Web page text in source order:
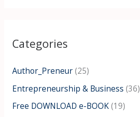
c
f
o
r
Categories
Author_Preneur(25)
Entrepreneurship & Business (36)
Free DOWNLOAD e-BOOK(19)